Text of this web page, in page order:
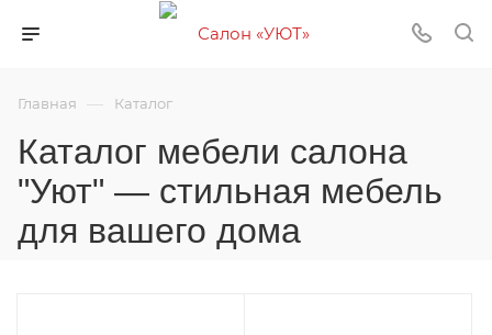
Главная — Каталог
Каталог мебели салона
"Уют" — стильная мебель
для вашего дома